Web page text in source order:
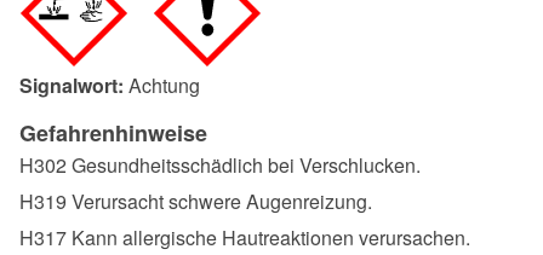
Signalwort: Achtung
Gefahrenhinweise
H302 Gesundheitsschädlich bei Verschlucken.
H319 Verursacht schwere Augenreizung.
H317 Kann allergische Hautreaktionen verursachen.